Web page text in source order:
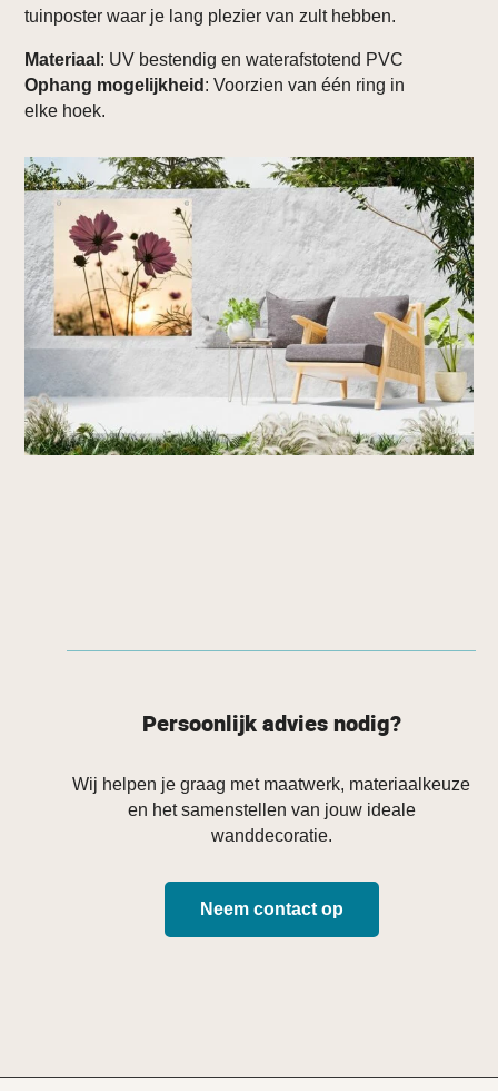
tuinposter waar je lang plezier van zult hebben.
Materiaal : UV bestendig en waterafstotend PVC
Ophang mogelijkheid : Voorzien van één ring in
elke hoek.
Persoonlijk advies nodig?
Wij helpen je graag met maatwerk, materiaalkeuze
en het samenstellen van jouw ideale
wanddecoratie.
Neem contact op